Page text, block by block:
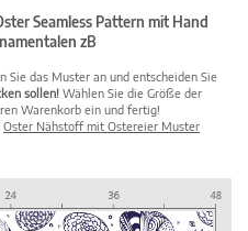
Seamless Pattern mit Hand
zB
das Muster an und entscheiden Sie
sollen! Wählen Sie die Größe der
Warenkorb ein und fertig!
Oster Nähstoff mit Ostereier Muster